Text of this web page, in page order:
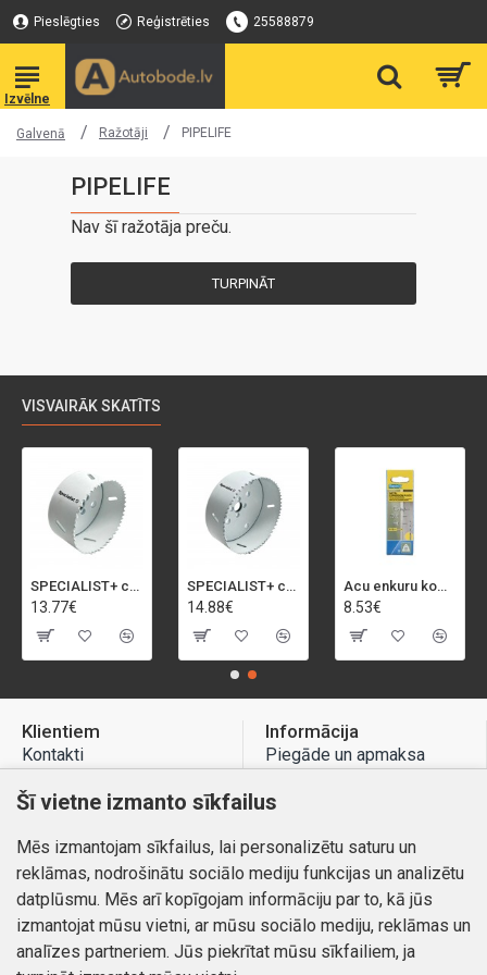
Pieslēgties Reģistrēties 25588879
Galvenā Ražotāji PIPELIFE
PIPELIFE
Nav šī ražotāja preču.
TURPINĀT
VISVAIRĀK SKATĪTS
SPECIALIST+ caurumu zāģis BI-METAL, 92 mm
13.77€
SPECIALIST+ caurumu zāģis BI-METAL, 98 mm
14.88€
Acu enkuru komplekts, 3-13 mm, Rapid, 12 gab.
8.53€
Klientiem
Kontakti
Preču atgriešana
Mans profils
Pasūtījumi
Informācija
Piegāde un apmaksa
Atteikuma tiesības
Kontakti
Šī vietne izmanto sīkfailus
Mēs izmantojam sīkfailus, lai personalizētu saturu un
reklāmas, nodrošinātu sociālo mediju funkcijas un analizētu
datplūsmu. Mēs arī kopīgojam informāciju par to, kā jūs
izmantojat mūsu vietni, ar mūsu sociālo mediju, reklāmas un
analīzes partneriem. Jūs piekrītat mūsu sīkfailiem, ja